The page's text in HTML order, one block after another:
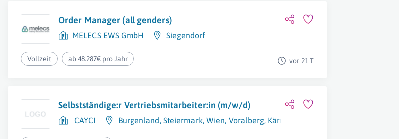
Order Manager (all genders)
MELECS EWS GmbH Siegendorf
Vollzeit ab 48.287€ pro Jahr vor 21 T
Selbstständige:r Vertriebsmitarbeiter:in (m/w/d)
CAYCI Burgenland, Steiermark, Wien, Voralberg, Kärnten